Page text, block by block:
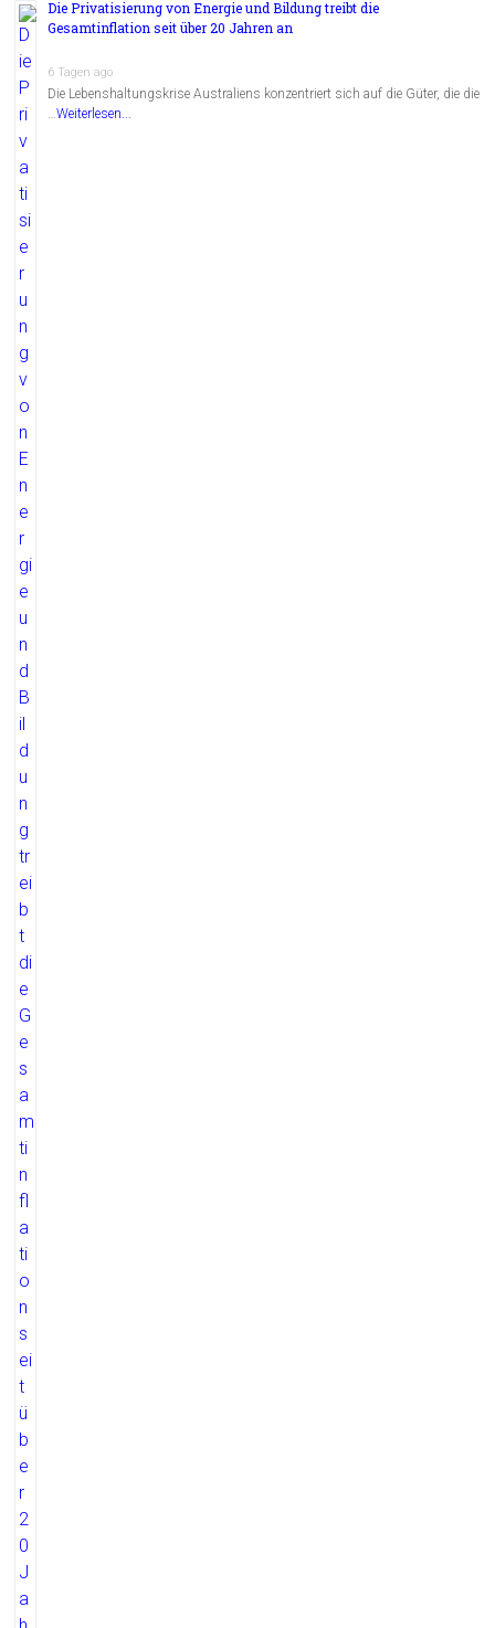
Die Privatisierung von Energie und Bildung treibt die
Gesamtinflation seit über 20 Jahren an
6 Tagen ago
Die Lebenshaltungskrise Australiens konzentriert sich auf die Güter, die die
…Weiterlesen...